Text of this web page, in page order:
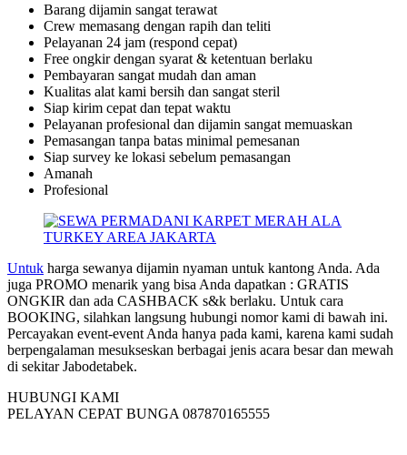
Barang dijamin sangat terawat
Crew memasang dengan rapih dan teliti
Pelayanan 24 jam (respond cepat)
Free ongkir dengan syarat & ketentuan berlaku
Pembayaran sangat mudah dan aman
Kualitas alat kami bersih dan sangat steril
Siap kirim cepat dan tepat waktu
Pelayanan profesional dan dijamin sangat memuaskan
Pemasangan tanpa batas minimal pemesanan
Siap survey ke lokasi sebelum pemasangan
Amanah
Profesional
Untuk harga sewanya dijamin nyaman untuk kantong Anda. Ada
juga PROMO menarik yang bisa Anda dapatkan : GRATIS
ONGKIR dan ada CASHBACK s&k berlaku. Untuk cara
BOOKING, silahkan langsung hubungi nomor kami di bawah ini.
Percayakan event-event Anda hanya pada kami, karena kami sudah
berpengalaman mesukseskan berbagai jenis acara besar dan mewah
di sekitar Jabodetabek.
HUBUNGI KAMI
PELAYAN CEPAT BUNGA 087870165555